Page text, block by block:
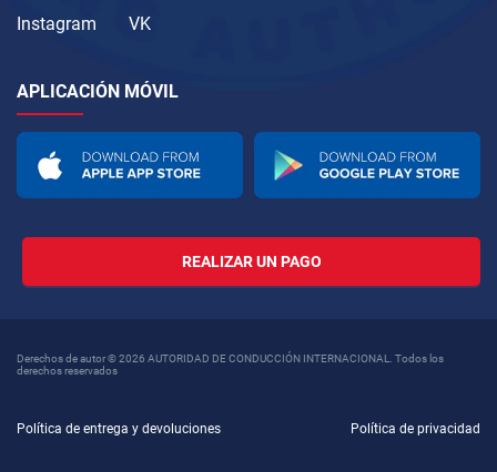
Instagram
VK
APLICACIÓN MÓVIL
REALIZAR UN PAGO
Derechos de autor © 2026 AUTORIDAD DE CONDUCCIÓN INTERNACIONAL. Todos los
derechos reservados
Política de entrega y devoluciones Política de privacidad